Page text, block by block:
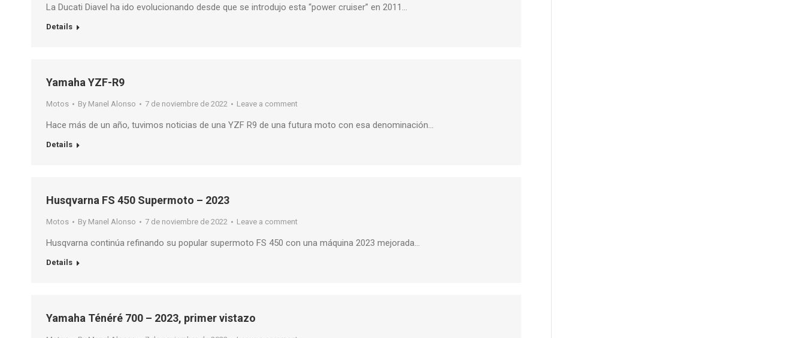
La Ducati Diavel ha ido evolucionando desde que se introdujo esta “power cruiser” en 2011…
Details
Yamaha YZF-R9
Motos By Manel Alonso 7 de noviembre de 2022 Leave a comment
Hace más de un año, tuvimos noticias de una YZF R9 de una futura moto con esa denominación…
Details
Husqvarna FS 450 Supermoto – 2023
Motos By Manel Alonso 7 de noviembre de 2022 Leave a comment
Husqvarna continúa refinando su popular supermoto FS 450 con una máquina 2023 mejorada…
Details
Yamaha Ténéré 700 – 2023, primer vistazo